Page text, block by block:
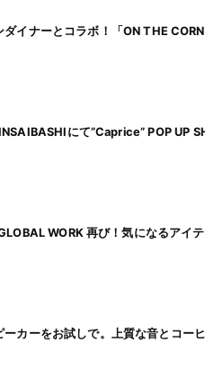
イナーとコラボ！「ON THE
にて”Caprice” POP UP
WORK 再び！気になるアイ
ーカーをお試しで。上質な音とコー